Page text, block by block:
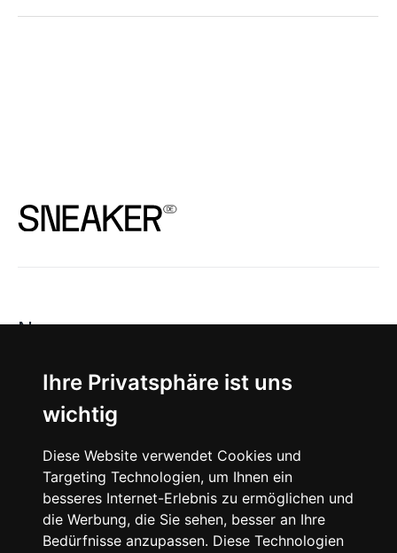
Ihre Privatsphäre ist uns
wichtig
Diese Website verwendet Cookies und
Targeting Technologien, um Ihnen ein
besseres Internet-Erlebnis zu ermöglichen und
die Werbung, die Sie sehen, besser an Ihre
Bedürfnisse anzupassen. Diese Technologien
News
About
Instagram
Facebook